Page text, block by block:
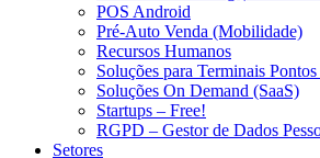
POS Android
Pré-Auto Venda (Mobilidade)
Recursos Humanos
Soluções para Terminais
Soluções On Demand (SaaS)
Startups – Free!
RGPD – Gestor de Dados
Setores